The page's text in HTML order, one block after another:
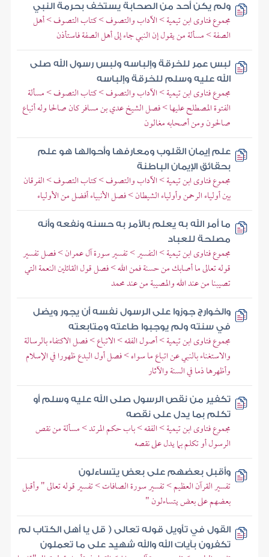
ولم يكن أحد من الصحابة يستخف بحرمة النبي
مجموع فتاوى ابن تيمية > الآداب والتصوف > كتاب التصوف > أهل
الصفة > مسألة من يقول إن النبي جاء إلى أهل الصفة فاستأذن
لبس عمر للخرقة وإلباسه ولبس رسول الله صلى
الله عليه وسلم للخرقة وإلباسه
مجموع فتاوى ابن تيمية > الآداب والتصوف > كتاب التصوف > مسألة
الفتوة المصطلح عليها > فصل الشيخ عدي بن مسافر كان صالحا وله أتباع
صالحون ومن أصحابه مغالون
علم إيمان القلوب ومعارفها وأحوالها هو علم
بحقائق الإيمان الباطنة
مجموع فتاوى ابن تيمية > الآداب والتصوف > كتاب التصوف > الفرقان
بين أولياء الرحمن وأولياء الشيطان > فصل الأنبياء أفضل من الأولياء
ما أمر الله به يعلم بالأمر به حسنه ونفعه وأنه
مصلحة للعباد
مجموع فتاوى ابن تيمية > التفسير > تفسير سورة آل عمران > فصل تفسير
قوله تعالى ما أصابك من حسنة فمن الله > فصل قول القائلين النعمة التي
تصيبنا من عند الله والمصيبة من عند محمد
والخوارج جوزوا على الرسول نفسه أن يجور ويضل
في سنته ولم يوجبوا طاعته ومتابعته
مجموع فتاوى ابن تيمية > أصول الفقه > الاتباع > فصل الاكتفاء بالرسالة
والاستغناء بالنبي عن اتباع ما سواه > فصل أول البدع ظهورا في الإسلام
وأظهرها ذما في السنة والآثار
تكفير من نقص الرسول صلى الله عليه وسلم أو
تكلم بما يدل على نقصه
مجموع فتاوى ابن تيمية > الفقه > باب حكم المرتد > مسألة من نقص
الرسول أو تكلم بما يدل على نقصه
وأقبل بعضهم على بعض يتساءلون
تفسير القرآن العظيم > تفسير سورة الصافات > تفسير قوله تعالى " وأقبل
بعضهم على بعض يتساءلون "
القول في تأويل قوله تعالى ( قل يا أهل الكتاب لم
تكفرون بآيات الله والله شهيد على ما تعملون